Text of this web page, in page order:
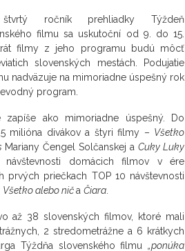
ročník prehliadky Týždeň
filmu sa uskutoční od 9. do 15.
filmy z jeho programu budú môcť
slovenských mestách. Podujatie
nadväzuje na mimoriadne úspešný rok
program.
ako mimoriadne úspešný. Do
milióna divákov a štyri filmy – Všetko
Mariany Čengel Solčanskej a Cuky Luky
návštevnosti domácich filmov v ére
priečkach TOP 10 návštevnosti
Všetko alebo niča Čiara
až 38 slovenských filmov, ktoré mali
2 stredometrážne a 6 krátkych
Týždňa slovenského filmu „ponúka